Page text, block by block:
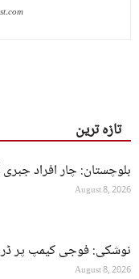
تازہ ترین
بلوچستان: چار افراد
August 8, 2026
نوشکی: فوجی کیمپ پر
August 8, 2026